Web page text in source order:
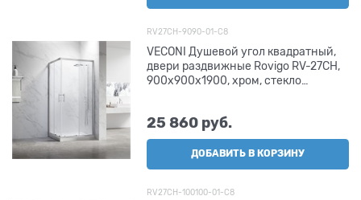
RV27CH-9090-01-C8
VECONI Душевой угол квадратный,
двери раздвижные Rovigo RV-27CH,
900х900х1900, хром, стекло
25 860 руб.
ДОБАВИТЬ В КОРЗИНУ
RV27CH-100100-01-C8